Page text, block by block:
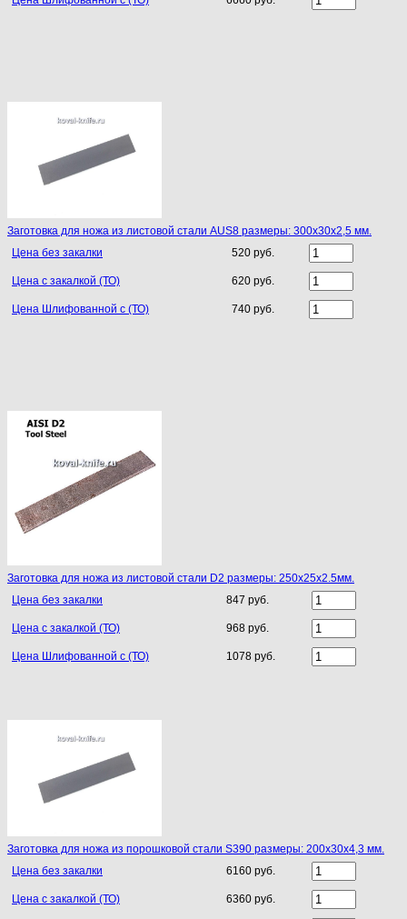
Заготовка для ножа из листовой стали AUS8 размеры: 300х30х2,5 мм.
Цена без закалки
520 руб.
Цена с закалкой (ТО) 620 руб.
Цена Шлифованной с (ТО) 740 руб.
Заготовка для ножа из листовой стали D2 размеры: 250х25х2.5мм.
Цена без закалки
847 руб.
Цена с закалкой (ТО) 968 руб.
Цена Шлифованной с (ТО) 1078 руб.
Заготовка для ножа из порошковой стали S390 размеры: 200х30х4,3 мм.
Цена без закалки
6160 руб.
Цена с закалкой (ТО) 6360 руб.